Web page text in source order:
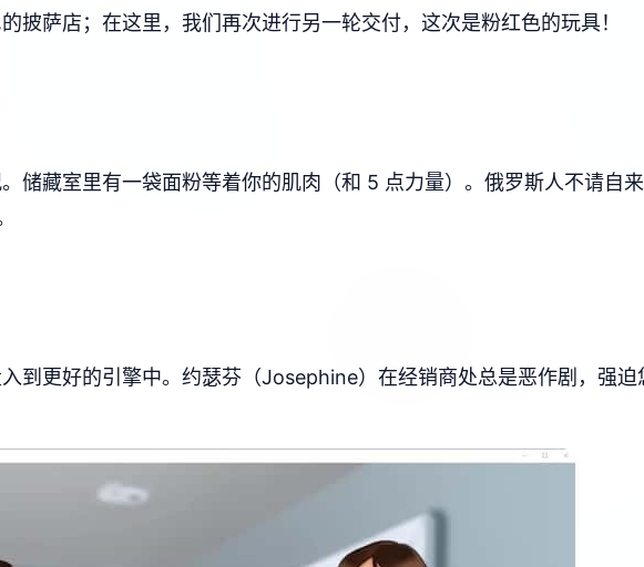
披萨店；在这里，我们再次进行另一轮交付，这次是粉红色的玩具！
储藏室里有一袋面粉等着你的肌肉（和 5 点力量）。俄罗斯人不请自来
到更好的引擎中。约瑟芬（Josephine）在经销商处总是恶作剧，强迫